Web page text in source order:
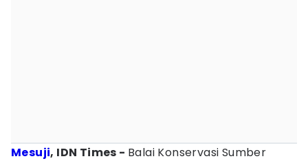
Mesuji, IDN Times - Balai Konservasi Sumber